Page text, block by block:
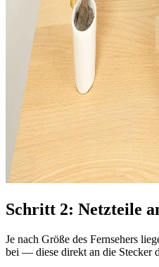
Schritt 2: Netzteile
Je nach Größe des Fernsehers
bei — diese direkt an die Stecker